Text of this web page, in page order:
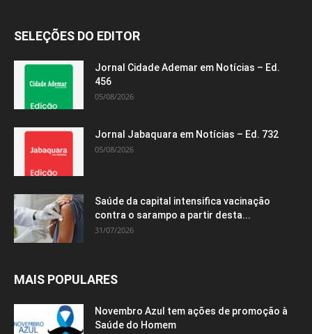
SELEÇÕES DO EDITOR
Jornal Cidade Ademar em Notícias – Ed.
456
05/08/2026
Jornal Jabaquara em Notícias – Ed. 732
05/08/2026
Saúde da capital intensifica vacinação
contra o sarampo a partir desta...
31/07/2026
MAIS POPULARES
Novembro Azul tem ações de promoção à
Saúde do Homem